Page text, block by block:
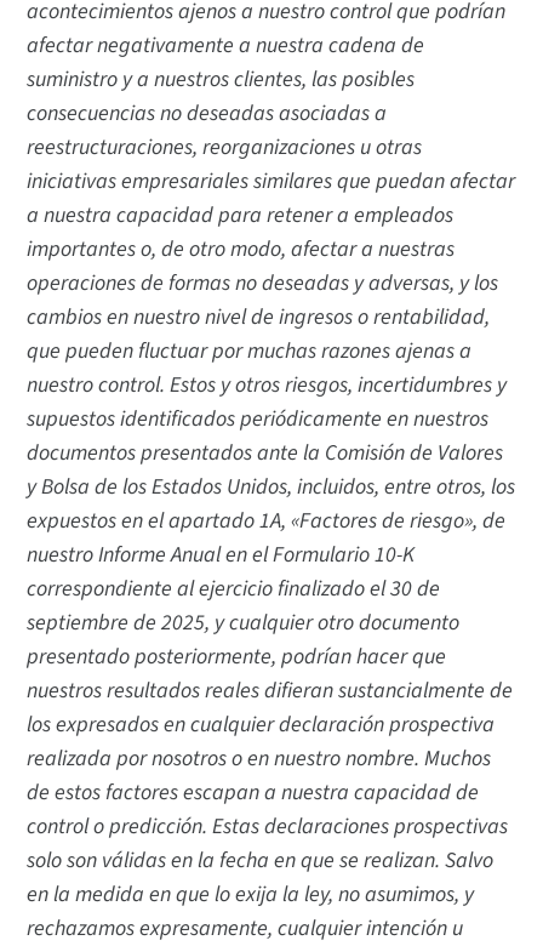
acontecimientos ajenos a nuestro control que podrían
afectar negativamente a nuestra cadena de
suministro y a nuestros clientes, las posibles
consecuencias no deseadas asociadas a
reestructuraciones, reorganizaciones u otras
iniciativas empresariales similares que puedan afectar
a nuestra capacidad para retener a empleados
importantes o, de otro modo, afectar a nuestras
operaciones de formas no deseadas y adversas, y los
cambios en nuestro nivel de ingresos o rentabilidad,
que pueden fluctuar por muchas razones ajenas a
nuestro control. Estos y otros riesgos, incertidumbres y
supuestos identificados periódicamente en nuestros
documentos presentados ante la Comisión de Valores
y Bolsa de los Estados Unidos, incluidos, entre otros, los
expuestos en el apartado 1A, «Factores de riesgo», de
nuestro Informe Anual en el Formulario 10-K
correspondiente al ejercicio finalizado el 30 de
septiembre de 2025, y cualquier otro documento
presentado posteriormente, podrían hacer que
nuestros resultados reales difieran sustancialmente de
los expresados en cualquier declaración prospectiva
realizada por nosotros o en nuestro nombre. Muchos
de estos factores escapan a nuestra capacidad de
control o predicción. Estas declaraciones prospectivas
solo son válidas en la fecha en que se realizan. Salvo
en la medida en que lo exija la ley, no asumimos, y
rechazamos expresamente, cualquier intención u